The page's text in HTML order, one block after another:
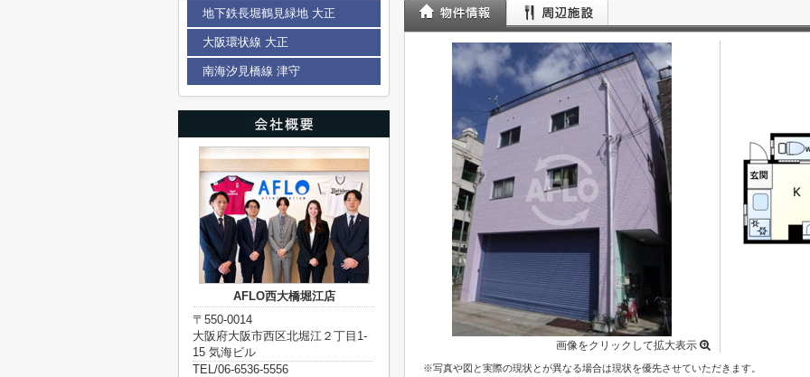
画像をクリックして拡大表示
※写真や図と実際の現状とが異なる場合は現状を優先させていただきます。
地下鉄長堀鶴見緑地 大正
大阪環状線 大正
南海汐見橋線 津守
AFLO西大橋堀江店
〒550-0014
大阪府大阪市西区北堀江２丁目1-
15 気海ビル
TEL/06-6536-5556